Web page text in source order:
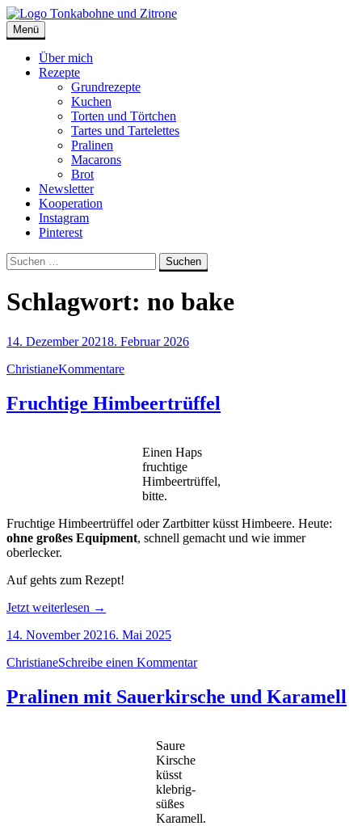
Skip
to
content
Tonkabohne und Zitrone | Backblog
Backblog
Menü
Über mich
Rezepte
Grundrezepte
Kuchen
Torten und Törtchen
Tartes und Tartelettes
Pralinen
Macarons
Brot
Newsletter
Kooperation
Instagram
Pinterest
Suche
Suchen
nach:
Schlagwort: no bake
14. Dezember 20218. Februar 2026
ChristianeKommentare
Fruchtige Himbeertrüffel
Einen Haps
fruchtige
Himbeertrüffel,
bitte.
Fruchtige Himbeertrüffel oder Zartbitter küsst Himbeere. Heute:
ohne großes Equipment, schnell gemacht und wie immer
oberlecker.
Auf gehts zum Rezept!
Jetzt weiterlesen „Fruchtige
→
14. November 20216. Mai 2025
ChristianeSchreibe einen Kommentar
Pralinen mit Sauerkirsche und Karamell
Saure
Kirsche
küsst
klebrig-
süßes
Karamell.